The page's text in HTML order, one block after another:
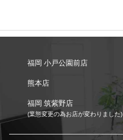
福岡 小戸公園前店
熊本店
福岡 筑紫野店
(業態変更の為お店が変わりました)